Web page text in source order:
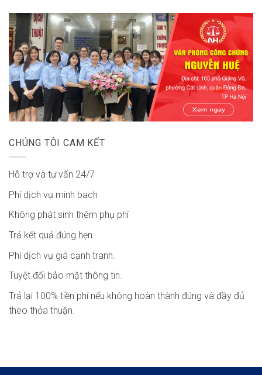
CHÚNG TÔI CAM KẾT
Hỗ trợ và tư vấn 24/7
Phí dịch vụ minh bach
Không phát sinh thêm phụ phí
Trả kết quả đúng hẹn.
Phí dịch vụ giá cạnh tranh.
Tuyệt đối bảo mật thông tin.
Trả lại 100% tiền phí nếu không hoàn thành đúng và đầy đủ
theo thỏa thuận.